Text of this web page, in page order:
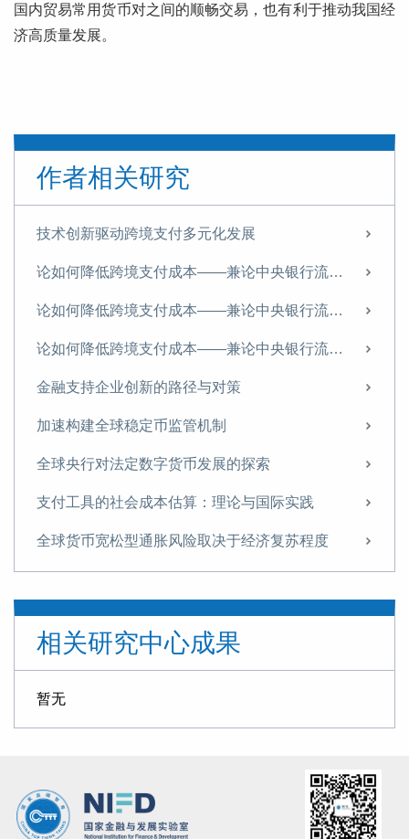
国内贸易常用货币对之间的顺畅交易，也有利于推动我国经
济高质量发展。
作者相关研究
技术创新驱动跨境支付多元化发展
论如何降低跨境支付成本——兼论中央银行流动桥机制
论如何降低跨境支付成本——兼论中央银行流动桥机制
论如何降低跨境支付成本——兼论中央银行流动桥机制
金融支持企业创新的路径与对策
加速构建全球稳定币监管机制
全球央行对法定数字货币发展的探索
支付工具的社会成本估算：理论与国际实践
全球货币宽松型通胀风险取决于经济复苏程度
货币政策与宏观审慎政策研究：共识、分歧与展望
法定数字货币相关问题认识及建议
全球负利率政策：操作逻辑与实际影响
相关研究中心成果
暂无